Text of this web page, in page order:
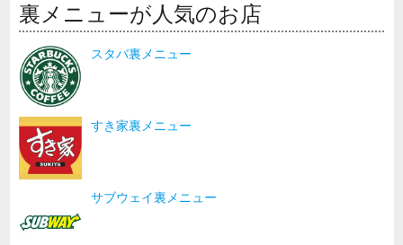
裏メニューが人気のお店
スタバ裏メニュー
すき家裏メニュー
サブウェイ裏メニュー